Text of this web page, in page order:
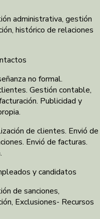
administrativa, gestión
histórico de relaciones
no formal.
Gestión contable,
Publicidad y
de clientes. Envió de
Envió de facturas.
y candidatos
de sanciones,
Exclusiones- Recursos